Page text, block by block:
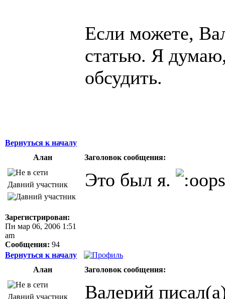
Если можете,
статью. Я
обсудить.
Вернуться к началу
Алан
Заголовок сообщения:
Давний участник
Зарегистрирован:
Пн мар 06, 2006 1:51
am
Сообщения: 94
Это был я.
Вернуться к началу
Алан
Заголовок сообщения:
Давний участник
Валерий